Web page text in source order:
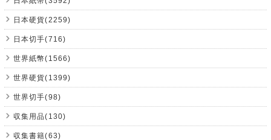
日本硬貨(2259)
日本切手(716)
世界紙幣(1566)
世界硬貨(1399)
世界切手(98)
収集用品(130)
収集書籍(63)